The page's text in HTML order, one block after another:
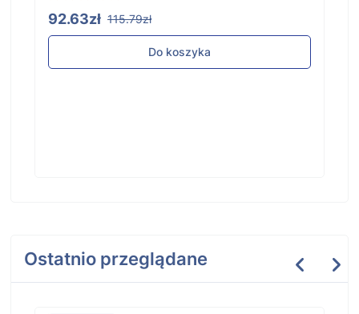
92.63zł 115.79zł
Do koszyka
Ostatnio przeglądane